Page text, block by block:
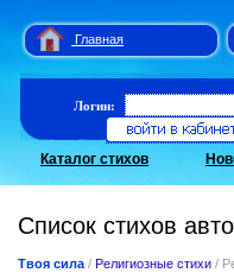
Главная
Логин:
Каталог стихов
Список стихов
Твоя сила / Религиозные стихи /